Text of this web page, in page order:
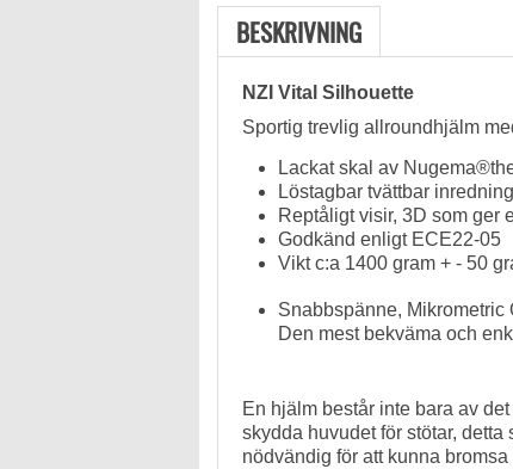
BESKRIVNING
NZI Vital Silhouette
Sportig trevlig allroundhjälm
Lackat skal av
Löstagbar tvättbar inredning
Reptåligt visir, 3D som ger
Godkänd enligt ECE22-05
Vikt c:a 1400 gram + - 50
Snabbspänne, Mikrometric
Den mest bekväma och
En hjälm består inte bara av det
skydda huvudet för stötar, detta
nödvändig för attkunna bromsa